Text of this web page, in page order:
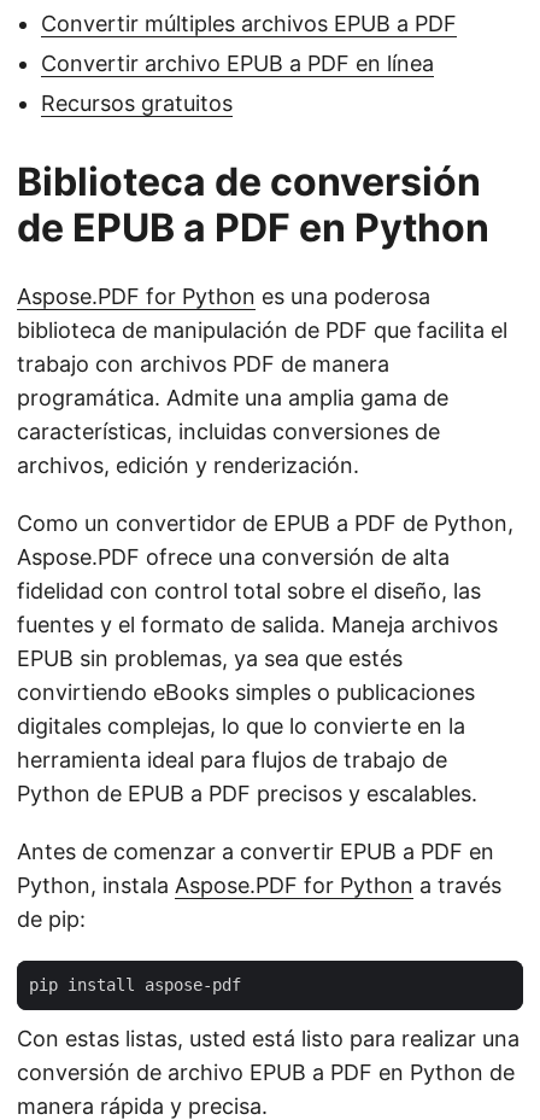
Convertir múltiples archivos EPUB a PDF
Convertir archivo EPUB a PDF en línea
Recursos gratuitos
Biblioteca de conversión
de EPUB a PDF en Python
Aspose.PDF for Python es una poderosa
biblioteca de manipulación de PDF que facilita el
trabajo con archivos PDF de manera
programática. Admite una amplia gama de
características, incluidas conversiones de
archivos, edición y renderización.
Como un convertidor de EPUB a PDF de Python,
Aspose.PDF ofrece una conversión de alta
fidelidad con control total sobre el diseño, las
fuentes y el formato de salida. Maneja archivos
EPUB sin problemas, ya sea que estés
convirtiendo eBooks simples o publicaciones
digitales complejas, lo que lo convierte en la
herramienta ideal para flujos de trabajo de
Python de EPUB a PDF precisos y escalables.
Antes de comenzar a convertir EPUB a PDF en
Python, instala Aspose.PDF for Python a través
de pip:
Con estas listas, usted está listo para realizar una
conversión de archivo EPUB a PDF en Python de
manera rápida y precisa.